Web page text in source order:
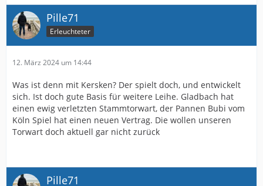
Pille71
Erleuchteter
12. März 2024 um 14:44
Was ist denn mit Kersken? Der spielt doch, und entwickelt
sich. Ist doch gute Basis für weitere Leihe. Gladbach hat
einen ewig verletzten Stammtorwart, der Pannen Bubi vom
Köln Spiel hat einen neuen Vertrag. Die wollen unseren
Torwart doch aktuell gar nicht zurück
Pille71